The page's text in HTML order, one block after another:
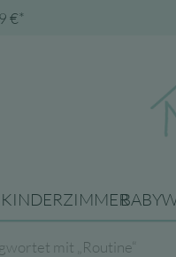
€*
KINDERZIMMER
mit „Routine“